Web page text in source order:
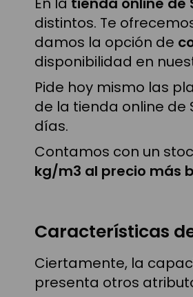
distintos. Te
damos la opción de
disponibilidad en
Pide hoy mismo las
de la tienda online de
días.
Contamos con un
kg/m3 al precio más
Características
Ciertamente, la
presenta otros